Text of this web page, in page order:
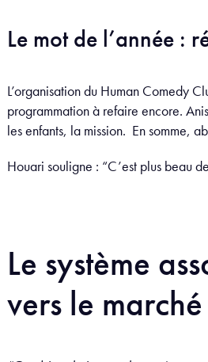
Le mot de l’année :
L’organisation du Human Comedy
programmation à refaire encore.
les enfants, la mission. En somme,
Houari souligne : “C’est plus beau
Le système
vers le